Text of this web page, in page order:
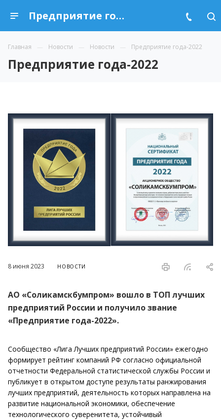
Предприятие года-2022
Главная Новости Новости Предприятие года-2022
Предприятие года-2022
8 июня 2023 НОВОСТИ
АО «Соликамскбумпром» вошло в ТОП лучших
предприятий России и получило звание
«Предприятие года-2022».
Сообщество «Лига Лучших предприятий России» ежегодно
формирует рейтинг компаний РФ согласно официальной
отчетности Федеральной статистической службы России и
публикует в открытом доступе результаты ранжирования
лучших предприятий, деятельность которых направлена на
развитие национальной экономики, обеспечение
технологического суверенитета, устойчивый